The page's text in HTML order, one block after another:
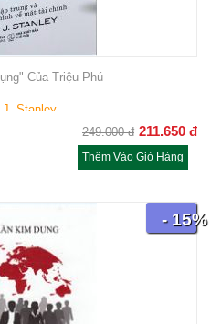
Của Triệu Phú
J. Stanley
249.000 đ 211.650 đ
Thêm Vào Giỏ Hàng
- 15%